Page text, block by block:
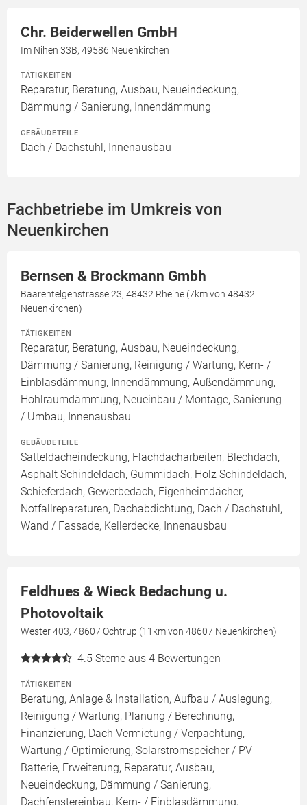
Chr. Beiderwellen GmbH
Im Nihen 33B, 49586 Neuenkirchen
TÄTIGKEITEN
Reparatur, Beratung, Ausbau, Neueindeckung,
Dämmung / Sanierung, Innendämmung
GEBÄUDETEILE
Dach / Dachstuhl, Innenausbau
Fachbetriebe im Umkreis von
Neuenkirchen
Bernsen & Brockmann Gmbh
Baarentelgenstrasse 23, 48432 Rheine (7km von 48432
Neuenkirchen)
TÄTIGKEITEN
Reparatur, Beratung, Ausbau, Neueindeckung,
Dämmung / Sanierung, Reinigung / Wartung, Kern- /
Einblasdämmung, Innendämmung, Außendämmung,
Hohlraumdämmung, Neueinbau / Montage, Sanierung
/ Umbau, Innenausbau
GEBÄUDETEILE
Satteldacheindeckung, Flachdacharbeiten, Blechdach,
Asphalt Schindeldach, Gummidach, Holz Schindeldach,
Schieferdach, Gewerbedach, Eigenheimdächer,
Notfallreparaturen, Dachabdichtung, Dach / Dachstuhl,
Wand / Fassade, Kellerdecke, Innenausbau
Feldhues & Wieck Bedachung u.
Photovoltaik
Wester 403, 48607 Ochtrup (11km von 48607 Neuenkirchen)
4.5 Sterne aus 4 Bewertungen
TÄTIGKEITEN
Beratung, Anlage & Installation, Aufbau / Auslegung,
Reinigung / Wartung, Planung / Berechnung,
Finanzierung, Dach Vermietung / Verpachtung,
Wartung / Optimierung, Solarstromspeicher / PV
Batterie, Erweiterung, Reparatur, Ausbau,
Neueindeckung, Dämmung / Sanierung,
Dachfenstereinbau, Kern- / Einblasdämmung,